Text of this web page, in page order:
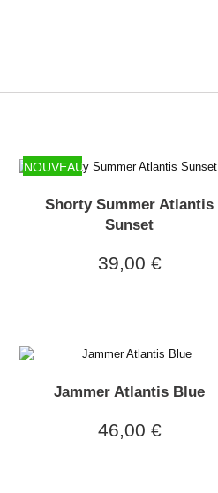
NOUVEAU
Shorty Summer Atlantis
Sunset
39,00 €
Jammer Atlantis Blue
46,00 €